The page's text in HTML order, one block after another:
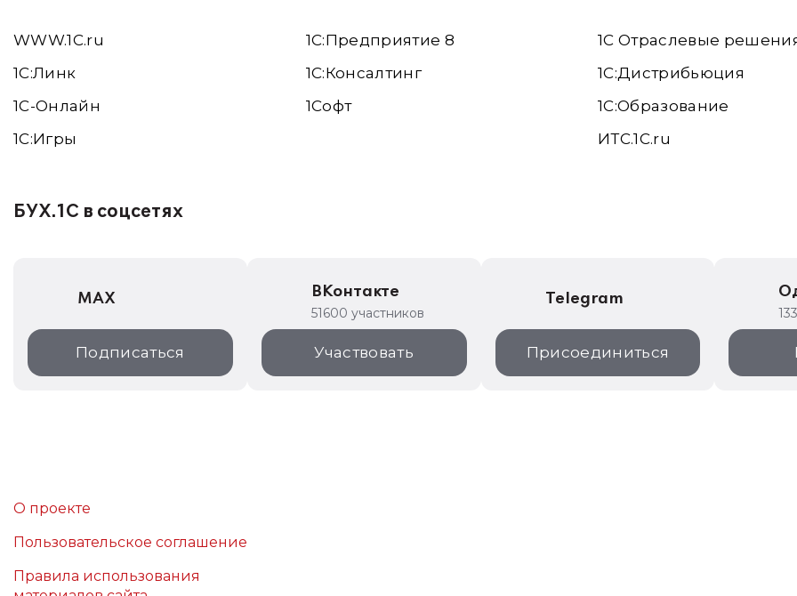
WWW.1С.ru
1С:Линк
1С-Онлайн
1C:Игры
1С:Предприятие 8
1С:Консалтинг
1Софт
1С Отраслевые
1С:Дистрибьюция
1С:Образование
ИТС.1C.ru
БУХ.1С в соцсетях
MAX
Подписаться
ВКонтакте
51600 участников
Участвовать
Telegram
Присоединиться
О проекте
Пользовательское соглашение
Правила использования